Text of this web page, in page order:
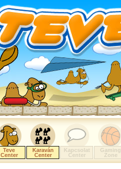
Teve
Center
Karaván
Center
Kapcsolat
Center
Gaming
Zone